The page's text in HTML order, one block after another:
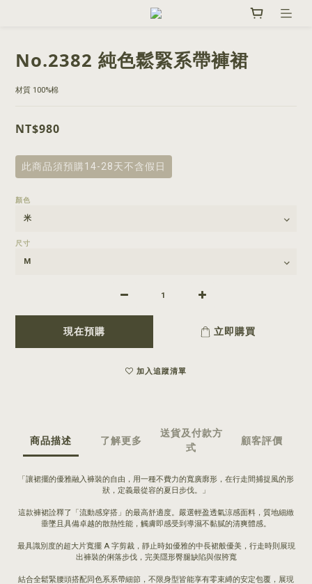
No.2382 純色鬆緊系帶褲裙
材質 100%棉
NT$980
此商品須預購14-28天不含假日
顏色
尺寸
現在預購 立即購買
加入追蹤清單
商品描述 了解更多
送貨及付款方
式
顧客評價
「讓裙擺的優雅融入褲裝的自由，用一種不費力的寬廣廓形，在行走間捕捉風的形
狀，定義最從容的夏日步伐。」
這款褲裙詮釋了「流動感穿搭」的最高舒適度。嚴選輕盈透氣涼感面料，質地細緻
垂墜且具備卓越的散熱性能，觸膚即感受到導濕不黏膩的清爽體感。
最具識別度的超大片寬擺 A 字剪裁，靜止時如優雅的中長裙般優美，行走時則展現
出褲裝的俐落步伐，完美隱形臀腿缺陷與假胯寬
結合全鬆緊腰頭搭配同色系系帶細節，不限身型皆能享有零束縛的安定包覆，展現